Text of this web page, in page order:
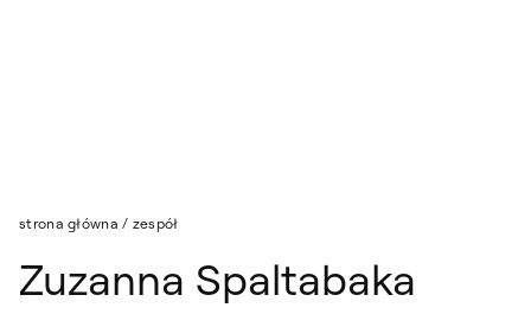
strona główna / zespół
Zuzanna Spaltabaka